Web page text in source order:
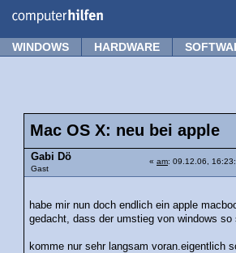
WINDOWS HARDWARE
Mac OS X: neu bei apple
Gabi Dö
Gast
« am: 09.12.06,
habe mir nun doch endlich ein apple
gedacht, dass der umstieg von windows so
komme nur sehr langsam voran.eigentlich